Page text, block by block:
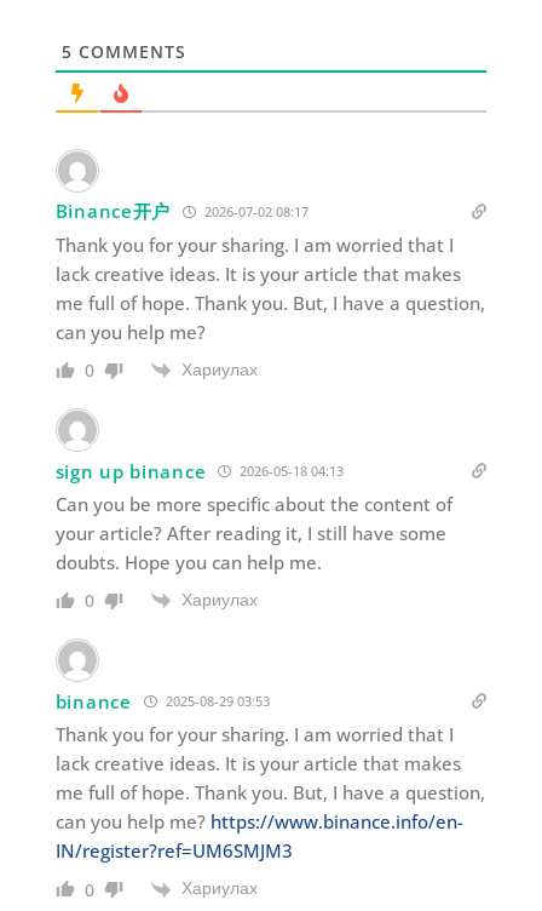
5 COMMENTS
Binance开户 2026-07-02 08:17
Thank you for your sharing. I am worried that I
lack creative ideas. It is your article that makes
me full of hope. Thank you. But, I have a question,
can you help me?
0 Хариулах
sign up binance 2026-05-18 04:13
Can you be more specific about the content of
your article? After reading it, I still have some
doubts. Hope you can help me.
0 Хариулах
binance 2025-08-29 03:53
Thank you for your sharing. I am worried that I
lack creative ideas. It is your article that makes
me full of hope. Thank you. But, I have a question,
can you help me? https://www.binance.info/en-
IN/register?ref=UM6SMJM3
0 Хариулах